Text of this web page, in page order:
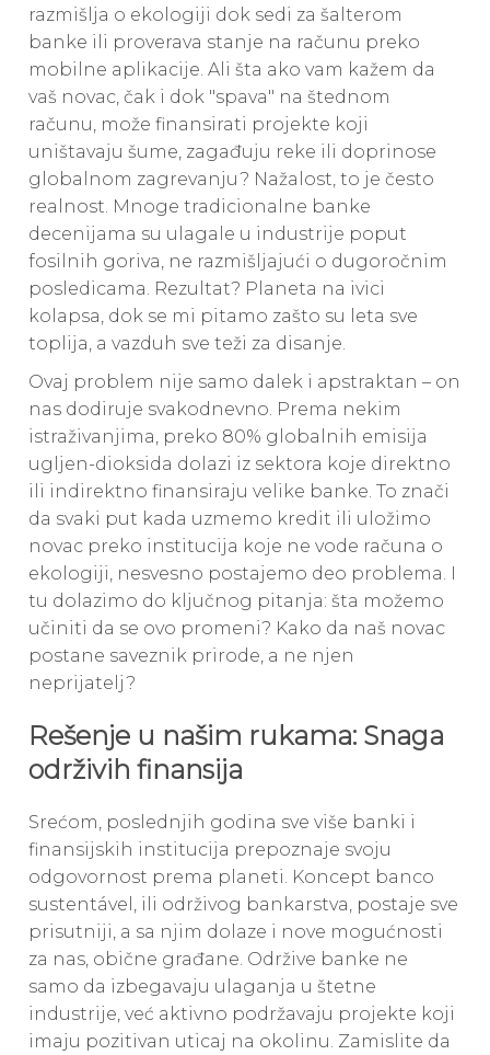
razmišlja o ekologiji dok sedi za šalterom
banke ili proverava stanje na računu preko
mobilne aplikacije. Ali šta ako vam kažem da
vaš novac, čak i dok "spava" na štednom
računu, može finansirati projekte koji
uništavaju šume, zagađuju reke ili doprinose
globalnom zagrevanju? Nažalost, to je često
realnost. Mnoge tradicionalne banke
decenijama su ulagale u industrije poput
fosilnih goriva, ne razmišljajući o dugoročnim
posledicama. Rezultat? Planeta na ivici
kolapsa, dok se mi pitamo zašto su leta sve
toplija, a vazduh sve teži za disanje.
Ovaj problem nije samo dalek i apstraktan – on
nas dodiruje svakodnevno. Prema nekim
istraživanjima, preko 80% globalnih emisija
ugljen-dioksida dolazi iz sektora koje direktno
ili indirektno finansiraju velike banke. To znači
da svaki put kada uzmemo kredit ili uložimo
novac preko institucija koje ne vode računa o
ekologiji, nesvesno postajemo deo problema. I
tu dolazimo do ključnog pitanja: šta možemo
učiniti da se ovo promeni? Kako da naš novac
postane saveznik prirode, a ne njen
neprijatelj?
Rešenje u našim rukama: Snaga
održivih finansija
Srećom, poslednjih godina sve više banki i
finansijskih institucija prepoznaje svoju
odgovornost prema planeti. Koncept banco
sustentável, ili održivog bankarstva, postaje sve
prisutniji, a sa njim dolaze i nove mogućnosti
za nas, obične građane. Održive banke ne
samo da izbegavaju ulaganja u štetne
industrije, već aktivno podržavaju projekte koji
imaju pozitivan uticaj na okolinu. Zamislite da